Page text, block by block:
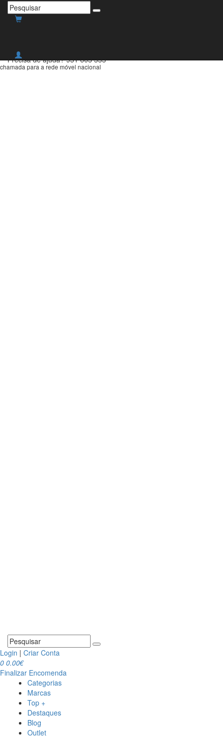
Envio grátis para Portugal
Precisa de ajuda? 931 603 333
chamada para a rede móvel nacional
Login | Criar Conta
0 0.00€
Finalizar Encomenda
Categorias
Marcas
Top +
Destaques
Blog
Outlet